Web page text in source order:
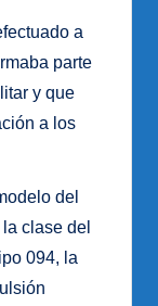
a
parte
y que
a los
del
clase del
094, la